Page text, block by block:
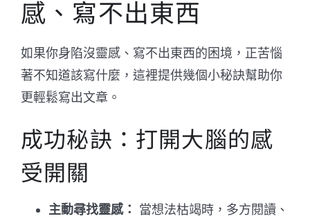
感、寫不出東西
如果你身陷沒靈感、寫不出東西的困境，正苦惱
著不知道該寫什麼，這裡提供幾個小秘訣幫助你
更輕鬆寫出文章。
成功秘訣：打開大腦的感
受開關
主動尋找靈感：
當想法枯竭時，多方閱讀、